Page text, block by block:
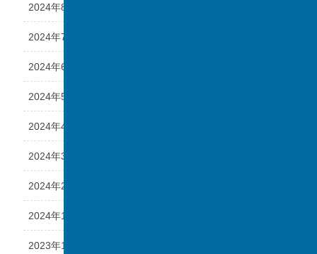
2024年8月
2024年7月
2024年6月
2024年5月
2024年4月
2024年3月
2024年2月
2024年1月
2023年12月